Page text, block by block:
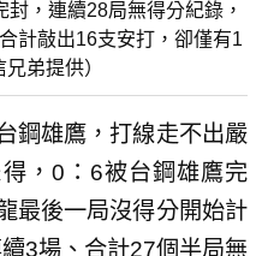
，連續28局無得分紀錄，
計敲出16支安打，卻僅有1
弟提供）
鋼雄鷹，打線走不出嚴
，0：6被台鋼雄鷹完
最後一局沒得分開始計
3場、合計27個半局無